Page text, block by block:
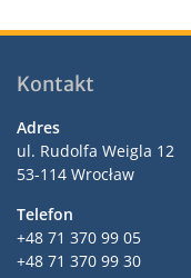
Kontakt
Adres
ul. Rudolfa Weigla 12
53-114 Wrocław
Telefon
+48 71 370 99 05
+48 71 370 99 30